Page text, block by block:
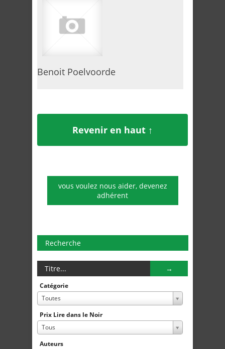
Benoit Poelvoorde
Revenir en haut ↑
vous voulez nous aider, devenez
adhérent
Recherche
Catégorie
Toutes
Prix Lire dans le Noir
Tous
Auteurs